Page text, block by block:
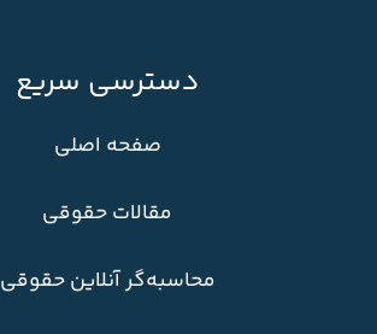
دسترسی سریع
صفحه اصلی
مقالات حقوقی
محاسبه‌گر آنلاین حقوقی